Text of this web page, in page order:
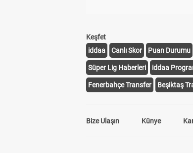
Keşfet
iddaa
Canlı Skor Puan Durumu
Süper Lig Haberleri iddaa
Fenerbahçe Transfer Beşiktaş
Bize Ulaşın Künye